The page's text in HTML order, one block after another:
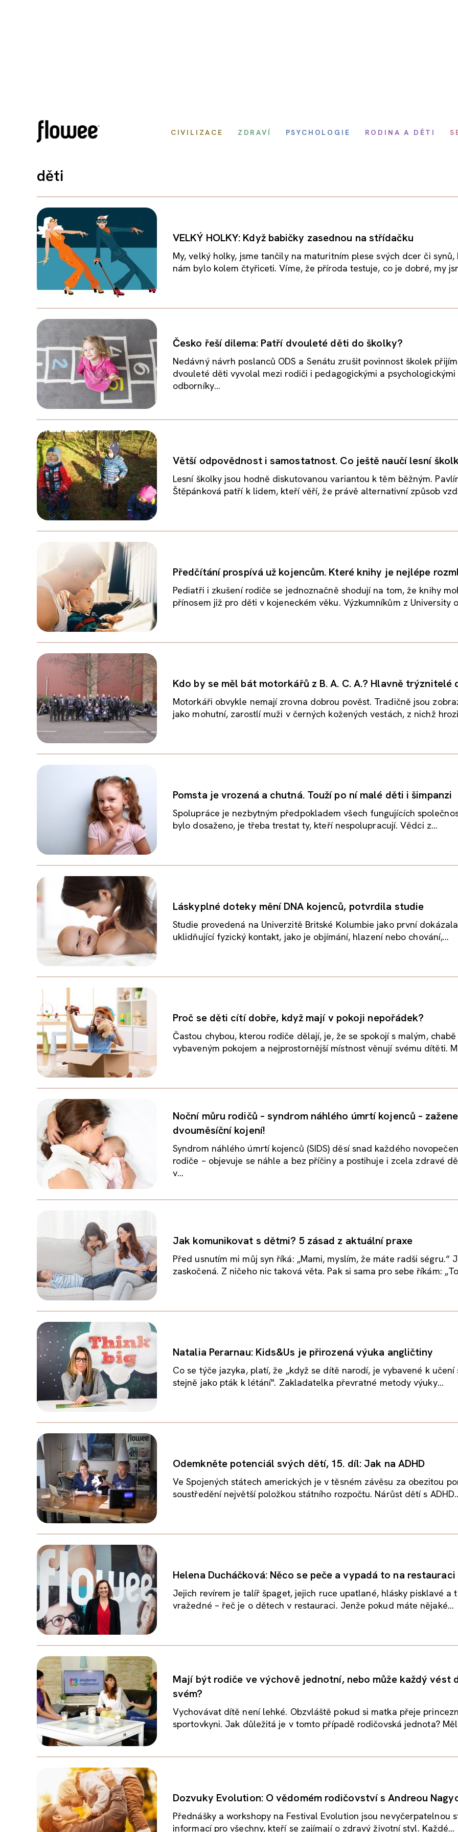
CIVILIZACE ZDRAVÍ PSYCHOLOGIE RODINA A DĚTI
děti
VELKÝ HOLKY: Když babičky zasednou na střídačku
My, velký holky, jsme tančily na maturitním plese svých dcer či synů,
nám bylo kolem čtyřiceti. Víme, že příroda testuje, co je dobré, my
Česko řeší dilema: Patří dvouleté děti do školky?
Nedávný návrh poslanců ODS a Senátu zrušit povinnost školek
dvouleté děti vyvolal mezi rodiči i pedagogickými a psychologickými
odborníky...
Větší odpovědnost i samostatnost. Co ještě naučí lesní
Lesní školky jsou hodně diskutovanou variantou k těm běžným.
Štěpánková patří k lidem, kteří věří, že právě alternativní způsob
Předčítání prospívá už kojencům. Které knihy je nejlépe
Pediatři i zkušení rodiče se jednoznačně shodují na tom, že knihy
přínosem již pro děti v kojeneckém věku. Výzkumníkům z University
Kdo by se měl bát motorkářů z B. A. C. A.? Hlavně trýznitelé
Motorkáři obvykle nemají zrovna dobrou pověst. Tradičně jsou
jako mohutní, zarostlí muži v černých kožených vestách, z nichž
Pomsta je vrozená a chutná. Touží po ní malé děti i šimpanzi
Spolupráce je nezbytným předpokladem všech fungujících
bylo dosaženo, je třeba trestat ty, kteří nespolupracují. Vědci z...
Láskyplné doteky mění DNA kojenců, potvrdila studie
Studie provedená na Univerzitě Britské Kolumbie jako první
uklidňující fyzický kontakt, jako je objímání, hlazení nebo chování,...
Proč se děti cítí dobře, když mají v pokoji nepořádek?
Častou chybou, kterou rodiče dělají, je, že se spokojí s malým, chabě
vybaveným pokojem a nejprostornější místnost věnují svému dítěti.
Noční můru rodičů – syndrom náhlého úmrtí kojenců – zažene
dvouměsíční kojení!
Syndrom náhlého úmrtí kojenců (SIDS) děsí snad každého
rodiče – objevuje se náhle a bez příčiny a postihuje i zcela zdravé
v...
Jak komunikovat s dětmi? 5 zásad z aktuální praxe
Před usnutím mi můj syn říká: „Mami, myslím, že máte radši ségru.“
zaskočená. Z ničeho nic taková věta. Pak si sama pro sebe říkám:
Natalia Perarnau: Kids&Us je přirozená výuka angličtiny
Co se týče jazyka, platí, že „když se dítě narodí, je vybavené k učení
stejně jako pták k létání". Zakladatelka převratné metody výuky...
Odemkněte potenciál svých dětí, 15. díl: Jak na ADHD
Ve Spojených státech amerických je v těsném závěsu za obezitou
soustředění největší položkou státního rozpočtu. Nárůst dětí s
Helena Ducháčková: Něco se peče a vypadá to na
Jejich revírem je talíř špaget, jejich ruce upatlané, hlásky pisklavé a
vražedné – řeč je o dětech v restauraci. Jenže pokud máte nějaké...
Mají být rodiče ve výchově jednotní, nebo může každý vést
svém?
Vychovávat dítě není lehké. Obzvláště pokud si matka přeje
sportovkyni. Jak důležitá je v tomto případě rodičovská jednota?
Dozvuky Evolution: O vědomém rodičovství s Andreou
Přednášky a workshopy na Festival Evolution jsou nevyčerpatelnou
informací pro všechny, kteří se zajímají o zdravý životní styl. Každé...